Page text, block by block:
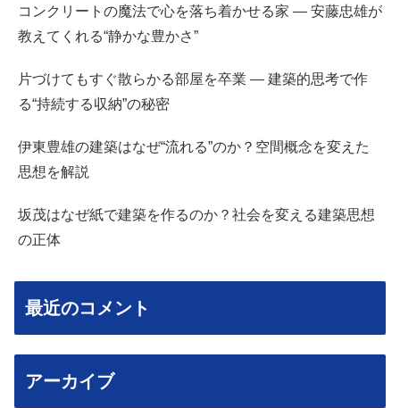
コンクリートの魔法で心を落ち着かせる家 — 安藤忠雄が
教えてくれる“静かな豊かさ”
片づけてもすぐ散らかる部屋を卒業 — 建築的思考で作
る“持続する収納”の秘密
伊東豊雄の建築はなぜ“流れる”のか？空間概念を変えた
思想を解説
坂茂はなぜ紙で建築を作るのか？社会を変える建築思想
の正体
最近のコメント
アーカイブ